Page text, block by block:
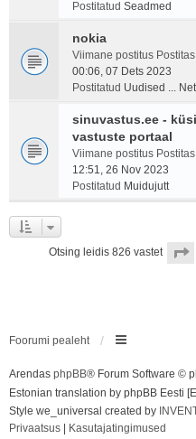
Postitatud Seadmed
nokia
Viimane postitus Postitas
00:06, 07 Dets 2023
Postitatud Uudised ...
sinuvastus.ee -
vastuste portaal
Viimane postitus Postitas
12:51, 26 Nov 2023
Postitatud Muidujutt
Otsing leidis 826 vastet
Foorumi pealeht
Arendas phpBB® Forum Software ©
Estonian translation by phpBB Eesti
Style we_universal created by
Privaatsus
Kasutajatingimused